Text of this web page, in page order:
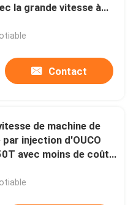
la grande vitesse à
Contact
de machine de
par injection d'OUCO
avec moins de coûts